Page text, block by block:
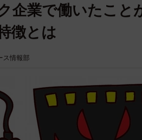
企業で働いたこと
徴とは
ス情報部